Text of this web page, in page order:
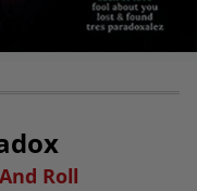
Roll